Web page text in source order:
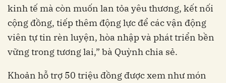
kinh tế mà còn muốn lan tỏa yêu thương, kết nối
cộng đồng, tiếp thêm động lực để các vận động
viên tự tin rèn luyện, hòa nhập và phát triển bền
vững trong tương lai,” bà Quỳnh chia sẻ.
Khoản hỗ trợ 50 triệu đồng được xem như món